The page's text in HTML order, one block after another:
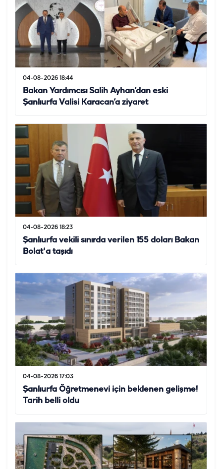
04-08-2026 18:44
Bakan Yardımcısı Salih Ayhan’dan eski
Şanlıurfa Valisi Karacan’a ziyaret
04-08-2026 18:23
Şanlıurfa vekili sınırda verilen 155 doları Bakan
Bolat'a taşıdı
04-08-2026 17:03
Şanlıurfa Öğretmenevi için beklenen gelişme!
Tarih belli oldu